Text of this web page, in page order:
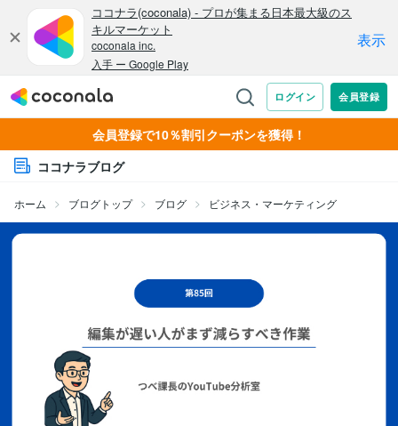
会員登録で10％割引クーポンを獲得！
ココナラブログ
ホーム ブログトップ ブログ ビジネス・マーケティング